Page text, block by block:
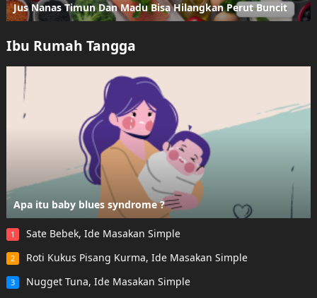
Jus Nanas Timun Dan Madu Bisa Hilangkan Perut Buncit
Ibu Rumah Tangga
Apa itu baby blues syndrome ?
1 Sate Bebek, Ide Masakan Simple
2 Roti Kukus Pisang Kurma, Ide Masakan Simple
3 Nugget Tuna, Ide Masakan Simple